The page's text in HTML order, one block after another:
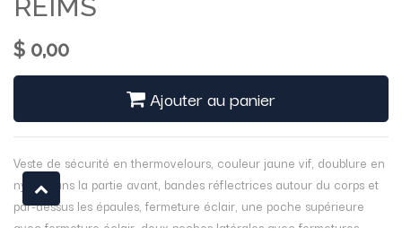
REIMS
$ 0,00
Ajouter au panier
Veste de sécurité en thermovelours, couleur jaune vif, doublure en
nylon dans la partie avant, bandes réflectrices autour du corps et
par-dessus les épaules, fermeture éclair, une poche supérieure